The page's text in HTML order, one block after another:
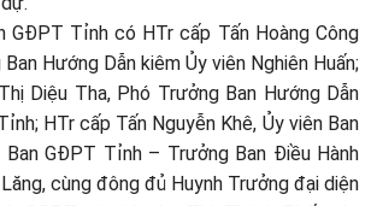
GĐPT Tỉnh có HTr cấp Tấn Hoàng Công
Hướng Dẫn kiêm Ủy viên Nghiên Huấn;
Diệu Tha, Phó Trưởng Ban Hướng Dẫn
HTr cấp Tấn Nguyễn Khê, Ủy viên Ban
Ban GĐPT Tỉnh – Trưởng Ban Điều Hành
cùng đông đủ Huynh Trưởng đại diện